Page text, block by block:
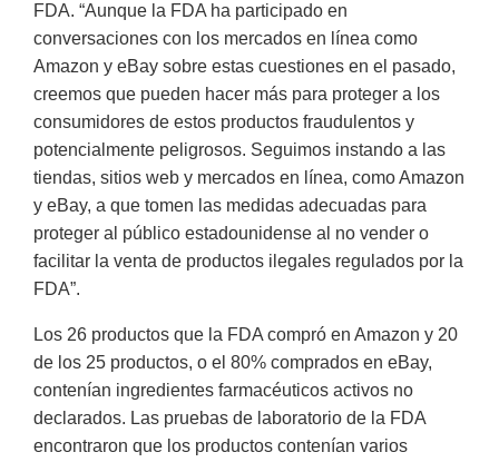
FDA. “Aunque la FDA ha participado en
conversaciones con los mercados en línea como
Amazon y eBay sobre estas cuestiones en el pasado,
creemos que pueden hacer más para proteger a los
consumidores de estos productos fraudulentos y
potencialmente peligrosos. Seguimos instando a las
tiendas, sitios web y mercados en línea, como Amazon
y eBay, a que tomen las medidas adecuadas para
proteger al público estadounidense al no vender o
facilitar la venta de productos ilegales regulados por la
FDA”.
Los 26 productos que la FDA compró en Amazon y 20
de los 25 productos, o el 80% comprados en eBay,
contenían ingredientes farmacéuticos activos no
declarados. Las pruebas de laboratorio de la FDA
encontraron que los productos contenían varios